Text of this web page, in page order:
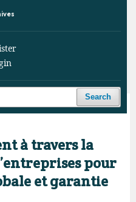
Search
(2020) / Articles
à travers la
pour
et garantie